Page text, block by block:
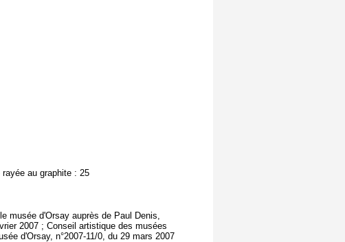
au graphite : 25
musée d'Orsay auprès de Paul Denis,
2007 ; Conseil artistique des musées
d'Orsay, n°2007-11/0, du 29 mars 2007